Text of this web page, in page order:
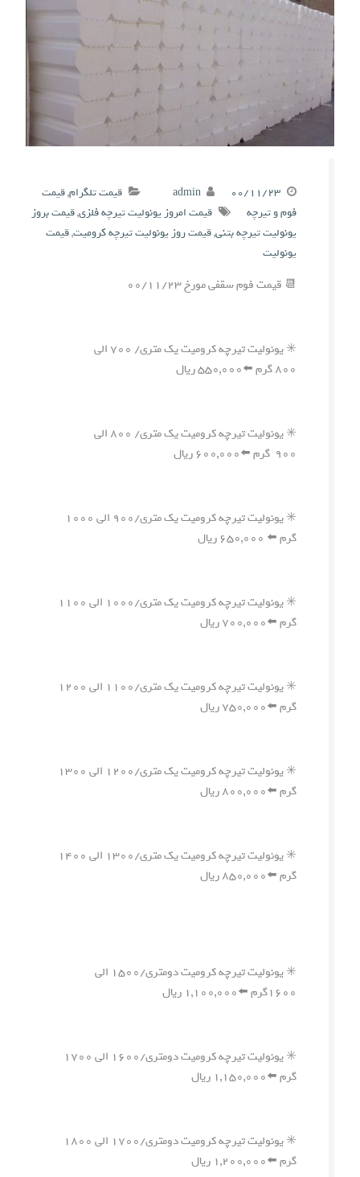
۰۰/۱۱/۲۳ admin قیمت تلگرام,قیمت
فوم و تیرچه
قیمت امروز یونولیت تیرچه فلزی,قیمت بروز
یونولیت تیرچه بتنی,قیمت روز یونولیت تیرچه کرومیت,قیمت
یونولیت
📆 قیمت فوم سقفی مورخ ۰۰/۱۱/۲۳
✳️ یونولیت تیرچه کرومیت یک متری/ ۷۰۰ الی
۸۰۰ گرم ⬅️۵۵۰,۰۰۰ ریال
✳️ یونولیت تیرچه کرومیت یک متری/ ۸۰۰ الی
۹۰۰ گرم ⬅️۶۰۰,۰۰۰ ریال
✳️ یونولیت تیرچه کرومیت یک متری/۹۰۰ الی ۱۰۰۰
گرم ⬅️ ۶۵۰,۰۰۰ ریال
✳️ یونولیت تیرچه کرومیت یک متری/۱۰۰۰ الی ۱۱۰۰
گرم ⬅️۷۰۰,۰۰۰ ریال
✳️ یونولیت تیرچه کرومیت یک متری/۱۱۰۰ الی ۱۲۰۰
گرم ⬅️۷۵۰,۰۰۰ ریال
✳️ یونولیت تیرچه کرومیت یک متری/۱۲۰۰ الی ۱۳۰۰
گرم ⬅️۸۰۰,۰۰۰ ریال
✳️ یونولیت تیرچه کرومیت یک متری/۱۳۰۰ الی ۱۴۰۰
گرم ⬅️۸۵۰,۰۰۰ ریال
✳️ یونولیت تیرچه کرومیت دومتری/۱۵۰۰ الی
۱۶۰۰گرم ⬅️۱,۱۰۰,۰۰۰ ریال
✳️ یونولیت تیرچه کرومیت دومتری/۱۶۰۰ الی ۱۷۰۰
گرم ⬅️۱,۱۵۰,۰۰۰ ریال
✳️ یونولیت تیرچه کرومیت دومتری/۱۷۰۰ الی ۱۸۰۰
گرم ⬅️۱,۲۰۰,۰۰۰ ریال